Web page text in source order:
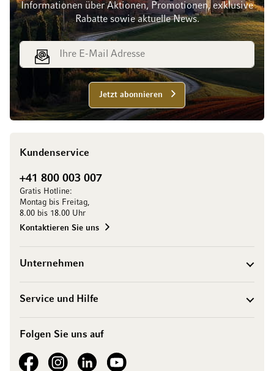
Informationen über Aktionen, Promotionen, exklusive
Rabatte sowie aktuelle News.
E-Mail Adresse
Jetzt abonnieren
Kundenservice
+41 800 003 007
Gratis Hotline:
Montag bis Freitag,
8.00 bis 18.00 Uhr
Kontaktieren Sie uns
Unternehmen
Service und Hilfe
Folgen Sie uns auf
See our FacebookSee our Instagram account
See our LinkedInSee our YouTube channel